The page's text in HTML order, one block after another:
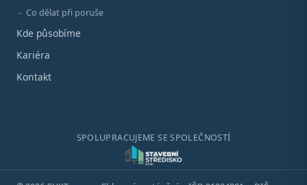
Co dělat při poruše
Kde působíme
Kariéra
Kontakt
SPOLUPRACUJEME SE SPOLEČNOSTÍ